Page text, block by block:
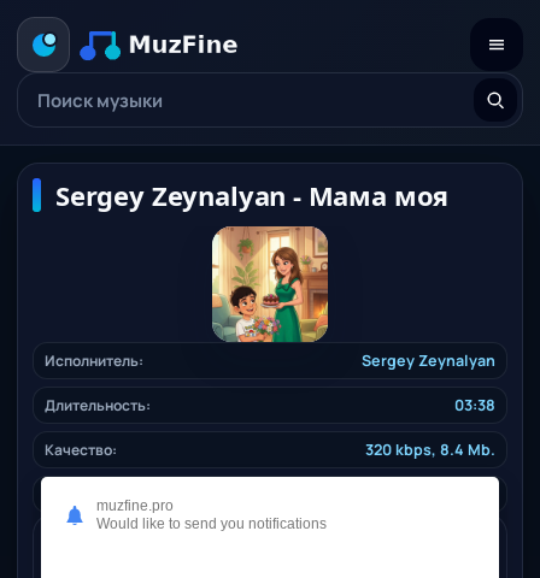
Sergey Zeynalyan - Мама моя
Исполнитель: Sergey Zeynalyan
Длительность: 03:38
Качество: 320 kbps, 8.4 Mb.
muzfine.pro
Would like to send you notifications